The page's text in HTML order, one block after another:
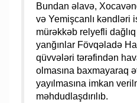
Bundan əlavə,
və Yemişcanlı kəndləri
mürəkkəb relyefli
yanğınlar Fövqəladə
qüvvələri tərəfindən
olmasına baxmayaraq
yayılmasına imkan
məhdudlaşdırılıb.